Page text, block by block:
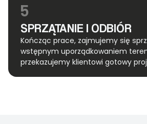
5
SPRZĄTANIE I ODBIÓR
Kończąc prace, zajmujemy się
wstępnym uporządkowaniem
przekazujemy klientowi gotowy